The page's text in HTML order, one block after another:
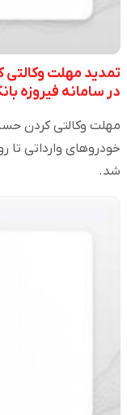
تمدید مهلت وکالتی
در سامانه فیروزه
مهلت وکالتی کردن
شد.